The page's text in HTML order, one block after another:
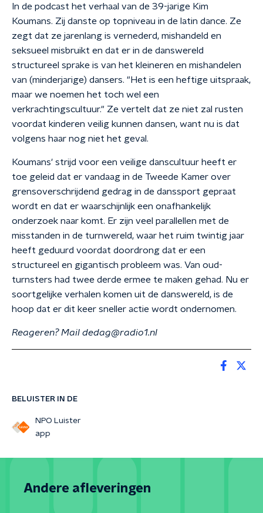
BELUISTER IN DE
NPO Luister
app
In de podcast het verhaal van de 39-jarige Kim
Koumans. Zij danste op topniveau in de latin dance. Ze
zegt dat ze jarenlang is vernederd, mishandeld en
seksueel misbruikt en dat er in de danswereld
structureel sprake is van het kleineren en mishandelen
van (minderjarige) dansers. "Het is een heftige uitspraak,
maar we noemen het toch wel een
verkrachtingscultuur." Ze vertelt dat ze niet zal rusten
voordat kinderen veilig kunnen dansen, want nu is dat
volgens haar nog niet het geval.
Koumans' strijd voor een veilige danscultuur heeft er
toe geleid dat er vandaag in de Tweede Kamer over
grensoverschrijdend gedrag in de danssport gepraat
wordt en dat er waarschijnlijk een onafhankelijk
onderzoek naar komt. Er zijn veel parallellen met de
misstanden in de turnwereld, waar het ruim twintig jaar
heeft geduurd voordat doordrong dat er een
structureel en gigantisch probleem was. Van oud-
turnsters had twee derde ermee te maken gehad. Nu er
soortgelijke verhalen komen uit de danswereld, is de
hoop dat er dit keer sneller actie wordt ondernomen.
​​​​​​​Reageren? Mail dedag@radio1.nl
Andere afleveringen